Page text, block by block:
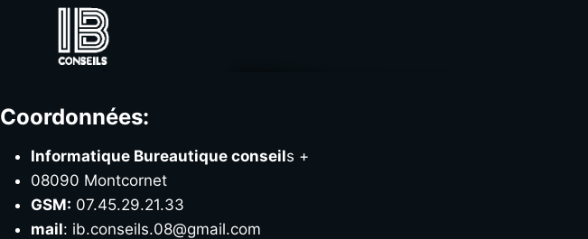
Coordonnées:
Informatique Bureautique conseils +
08090 Montcornet
GSM: 07.45.29.21.33
mail: ib.conseils.08@gmail.com